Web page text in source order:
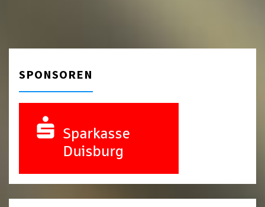
SPONSOREN